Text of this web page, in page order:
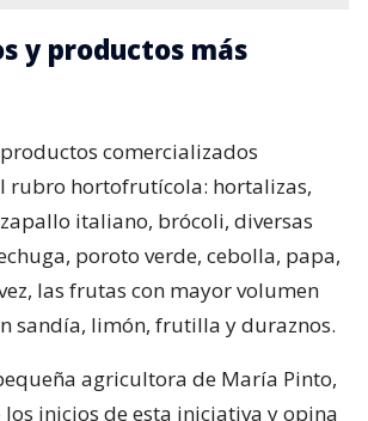
y productos más
comercializados
rubro hortofrutícola: hortalizas,
italiano, brócoli, diversas
poroto verde, cebolla, papa,
las frutas con mayor volumen
sandía, limón, frutilla y duraznos.
agricultora de María Pinto,
inicios de esta iniciativa y opina